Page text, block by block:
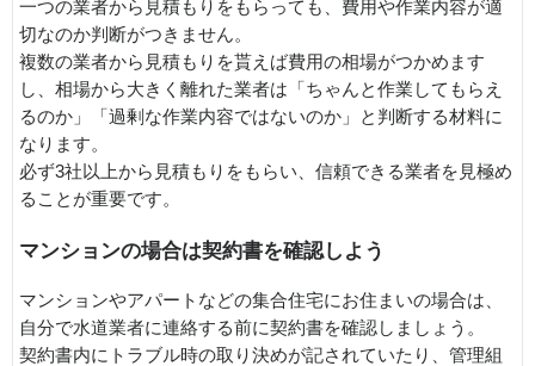
一つの業者から見積もりをもらっても、費用や作業内容が適
切なのか判断がつきません。
複数の業者から見積もりを貰えば費用の相場がつかめます
し、相場から大きく離れた業者は「ちゃんと作業してもらえ
るのか」「過剰な作業内容ではないのか」と判断する材料に
なります。
必ず3社以上から見積もりをもらい、信頼できる業者を見極め
ることが重要です。
マンションの場合は契約書を確認しよう
マンションやアパートなどの集合住宅にお住まいの場合は、
自分で水道業者に連絡する前に契約書を確認しましょう。
契約書内にトラブル時の取り決めが記されていたり、管理組